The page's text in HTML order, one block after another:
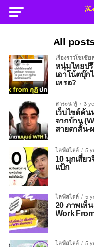
All
เรื่องราวโซเชียล
หนุ่มไทยป
เอาโน้ตบุ๊ก
เหรอ?
สาระน่ารู้ 3
เว็บไซต์ค้
จากบ้าน
สายตาสั้น-
ไลฟ์สไตล์ 5
10 มุกเสี่ย
แป้ก
ไลฟ์สไตล์ 5
20 ภาพเห็
Work
ไลฟ์สไตล์ 5